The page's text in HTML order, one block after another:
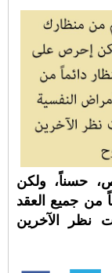
حسناً، ولكن
من جميع العقد
نظر الآخرين